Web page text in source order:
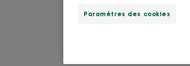
Paramètres des cookies